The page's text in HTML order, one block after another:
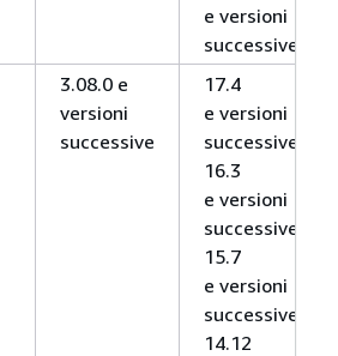
e versioni
successive
3.08.0 e
versioni
successive
17.4
e versioni
successive,
16.3
e versioni
successive,
15.7
e versioni
successive,
14.12